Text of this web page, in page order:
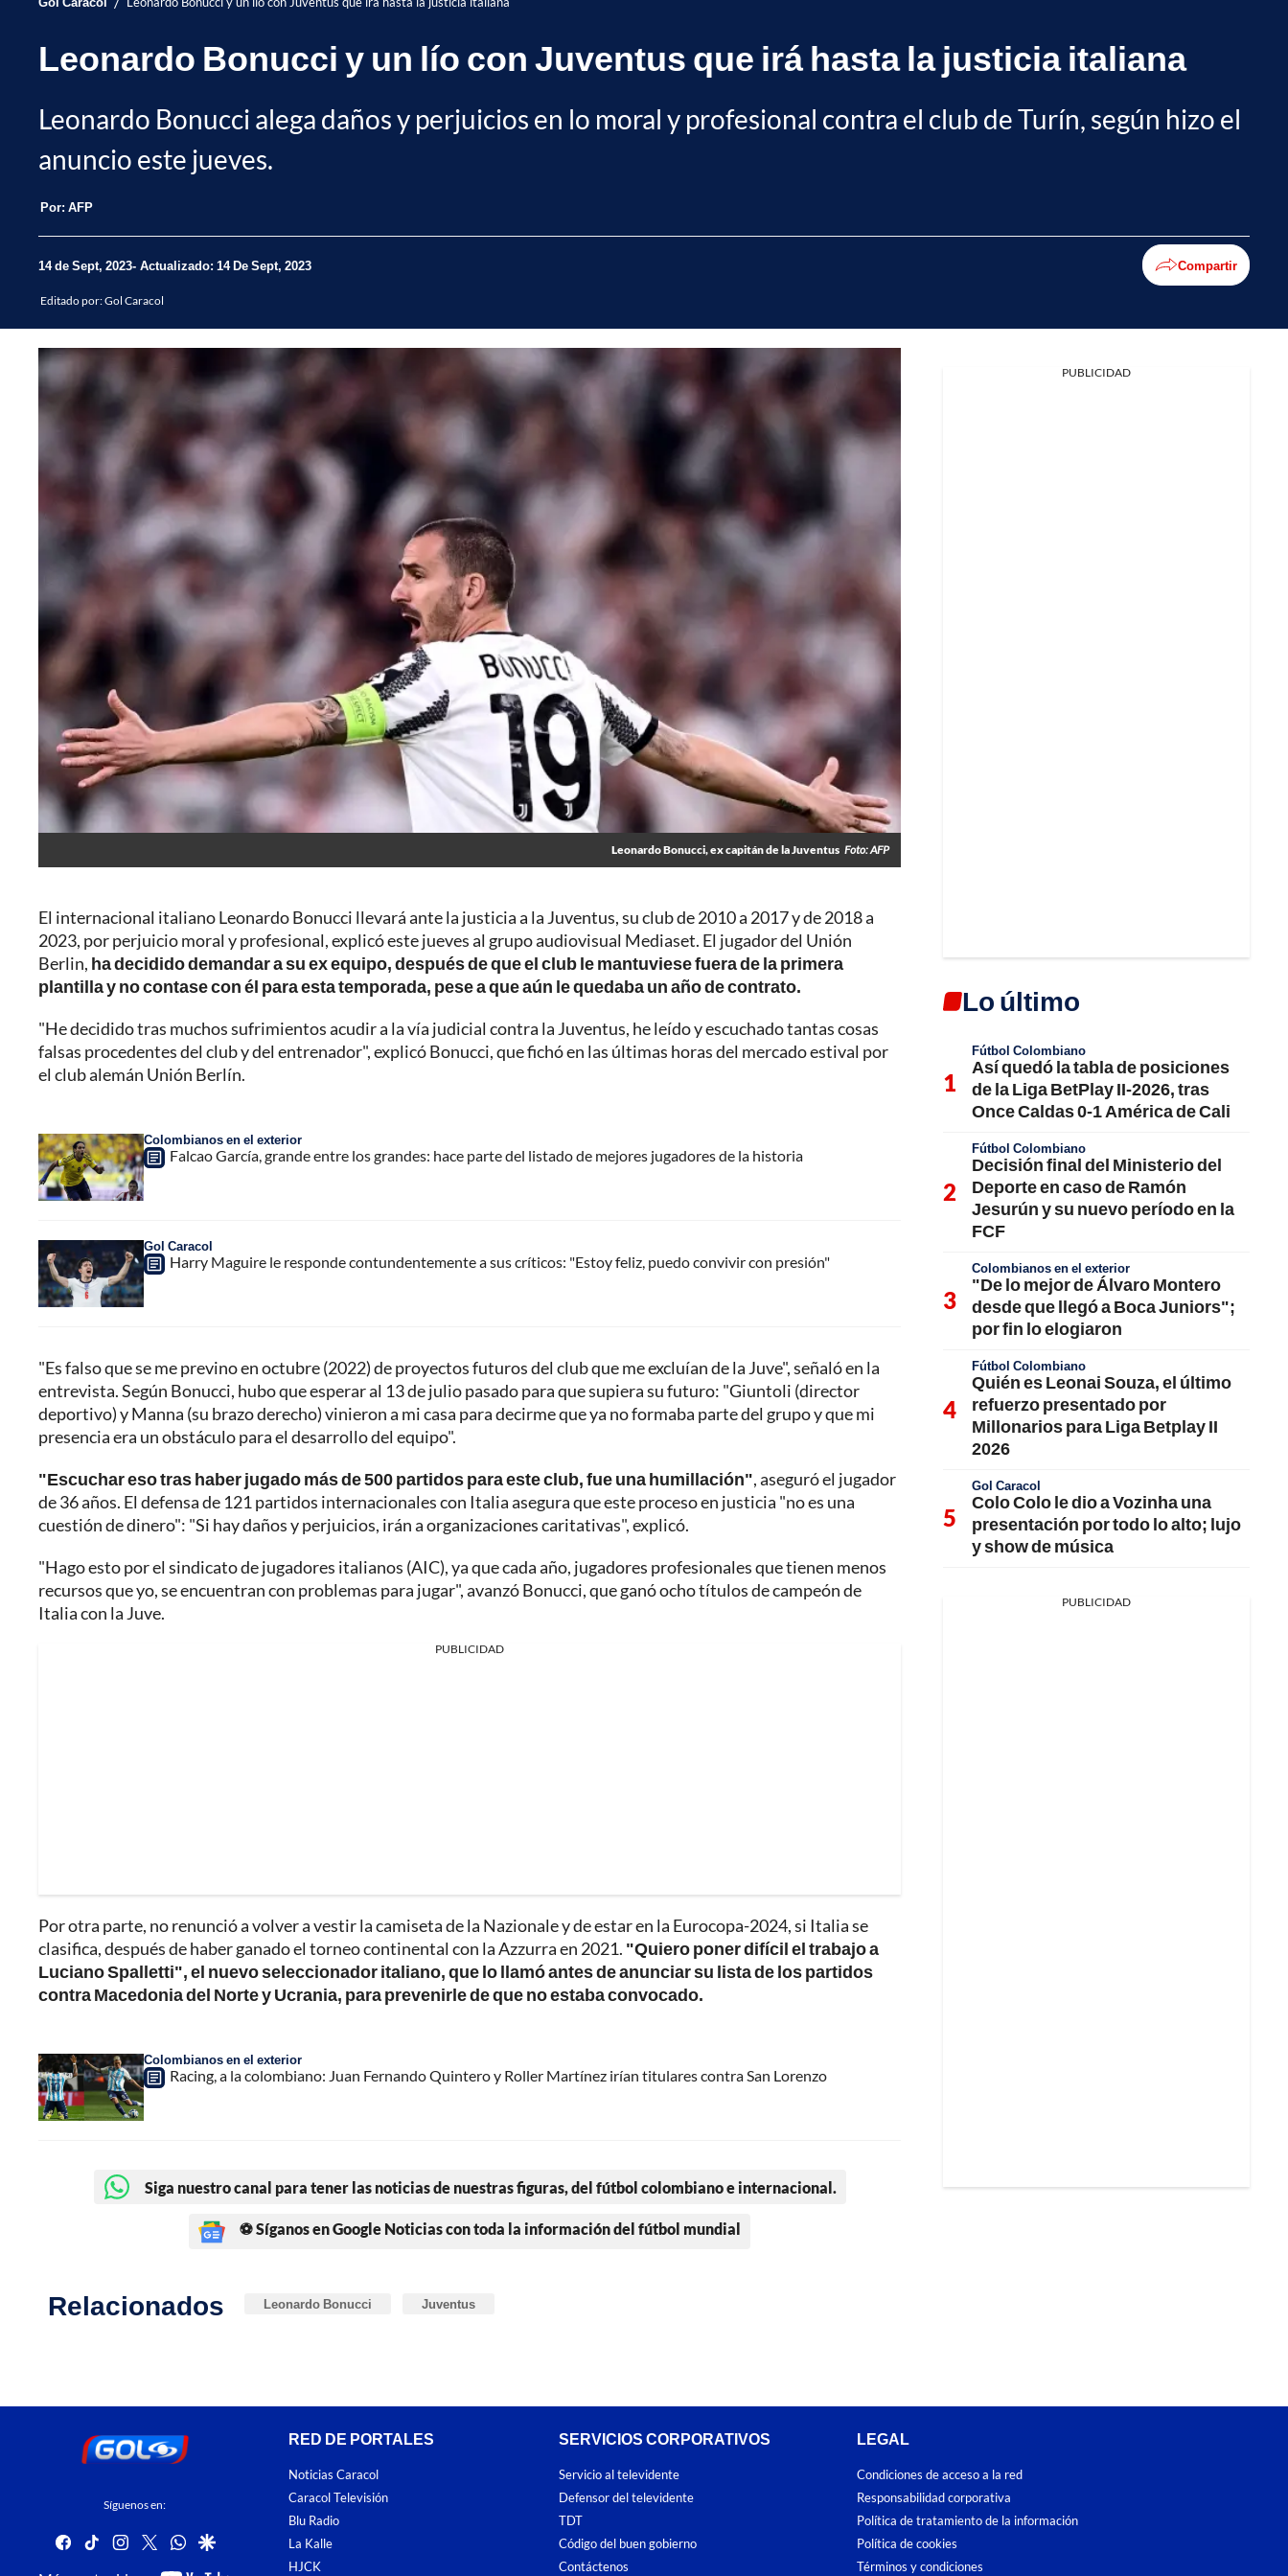
Leonardo Bonucci y un lío con Juventus que irá hasta la justicia italiana
Leonardo Bonucci alega daños y perjuicios en lo moral y profesional contra el club de Turín, según hizo el
anuncio este jueves.
Por: AFP
14 de Sept, 2023 Actualizado: 14 De Sept, 2023 Compartir
Editado por:Gol Caracol
Leonardo Bonucci, ex capitán de la Juventus Foto: AFP
El internacional italiano Leonardo Bonucci llevará ante la justicia a la Juventus, su club de 2010 a 2017 y de 2018 a
2023, por perjuicio moral y profesional, explicó este jueves al grupo audiovisual Mediaset. El jugador del Unión
Berlin, ha decidido demandar a su ex equipo, después de que el club le mantuviese fuera de la primera
plantilla y no contase con él para esta temporada, pese a que aún le quedaba un año de contrato.
"He decidido tras muchos sufrimientos acudir a la vía judicial contra la Juventus, he leído y escuchado tantas cosas
falsas procedentes del club y del entrenador", explicó Bonucci, que fichó en las últimas horas del mercado estival por
el club alemán Unión Berlín.
Colombianos en el exterior
Falcao García, grande entre los grandes: hace parte del listado de mejores jugadores de la historia
Gol Caracol
Harry Maguire le responde contundentemente a sus críticos: "Estoy feliz, puedo convivir con presión"
"Es falso que se me previno en octubre (2022) de proyectos futuros del club que me excluían de la Juve", señaló en la
entrevista. Según Bonucci, hubo que esperar al 13 de julio pasado para que supiera su futuro: "Giuntoli (director
deportivo) y Manna (su brazo derecho) vinieron a mi casa para decirme que ya no formaba parte del grupo y que mi
presencia era un obstáculo para el desarrollo del equipo".
"Escuchar eso tras haber jugado más de 500 partidos para este club, fue una humillación", aseguró el jugador
de 36 años. El defensa de 121 partidos internacionales con Italia asegura que este proceso en justicia "no es una
cuestión de dinero": "Si hay daños y perjuicios, irán a organizaciones caritativas", explicó.
"Hago esto por el sindicato de jugadores italianos (AIC), ya que cada año, jugadores profesionales que tienen menos
recursos que yo, se encuentran con problemas para jugar", avanzó Bonucci, que ganó ocho títulos de campeón de
Italia con la Juve.
PUBLICIDAD
Por otra parte, no renunció a volver a vestir la camiseta de la Nazionale y de estar en la Eurocopa-2024, si Italia se
clasifica, después de haber ganado el torneo continental con la Azzurra en 2021. "Quiero poner difícil el trabajo a
Luciano Spalletti", el nuevo seleccionador italiano, que lo llamó antes de anunciar su lista de los partidos
contra Macedonia del Norte y Ucrania, para prevenirle de que no estaba convocado.
Colombianos en el exterior
Racing, a la colombiano: Juan Fernando Quintero y Roller Martínez irían titulares contra San Lorenzo
Siga nuestro canal para tener las noticias de nuestras figuras, del fútbol colombiano e internacional.
⚽ Síganos en Google Noticias con toda la información del fútbol mundial
Relacionados Leonardo Bonucci Juventus
PUBLICIDAD
Lo último
Fútbol Colombiano
Así quedó la tabla de posiciones
de la Liga BetPlay II-2026, tras
Once Caldas 0-1 América de Cali
Fútbol Colombiano
Decisión final del Ministerio del
Deporte en caso de Ramón
Jesurún y su nuevo período en la
FCF
Colombianos en el exterior
"De lo mejor de Álvaro Montero
desde que llegó a Boca Juniors";
por fin lo elogiaron
Fútbol Colombiano
Quién es Leonai Souza, el último
refuerzo presentado por
Millonarios para Liga Betplay II
2026
Gol Caracol
Colo Colo le dio a Vozinha una
presentación por todo lo alto; lujo
y show de música
PUBLICIDAD
Síguenos en:
facebook
tiktokinstagram
twitterwhatsapp
google
RED DE PORTALES
Noticias Caracol
Caracol Televisión
Blu Radio
La Kalle
HJCK
SERVICIOS CORPORATIVOS
Servicio al televidente
Defensor del televidente
TDT
Código del buen gobierno
Contáctenos
LEGAL
Condiciones de acceso a la red
Responsabilidad corporativa
Política de tratamiento de la información
Política de cookies
Términos y condiciones